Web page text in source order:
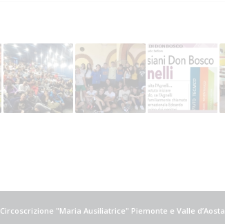
Circoscrizione "Maria Ausiliatrice" Piemonte e Valle d’Aosta